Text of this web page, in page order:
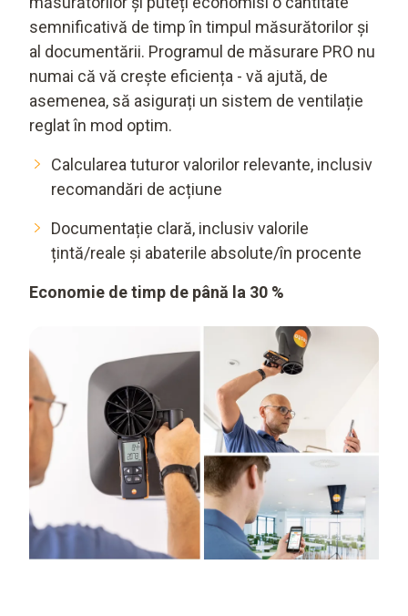
semnificativă de timp în timpul măsurătorilor și
al documentării. Programul de măsurare PRO nu
numai că vă crește eficiența - vă ajută, de
asemenea, să asigurați un sistem de ventilație
reglat în mod optim.
Calcularea tuturor valorilor relevante, inclusiv
recomandări de acțiune
Documentație clară, inclusiv valorile
țintă/reale și abaterile absolute/în procente
Economie de timp de până la 30 %